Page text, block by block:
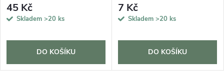
45 Kč
Skladem >20 ks
DO KOŠÍKU
7 Kč
Skladem >20 ks
DO KOŠÍKU